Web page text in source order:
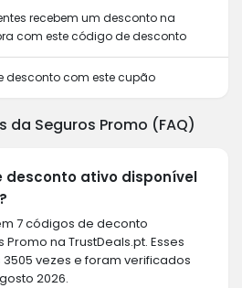
recebem um desconto na
com este código de desconto
desconto com este cupão
da Seguros Promo (FAQ)
desconto ativo disponível
7 códigos de deconto
na TrustDeals.pt. Esses
vezes e foram verificados
2026.